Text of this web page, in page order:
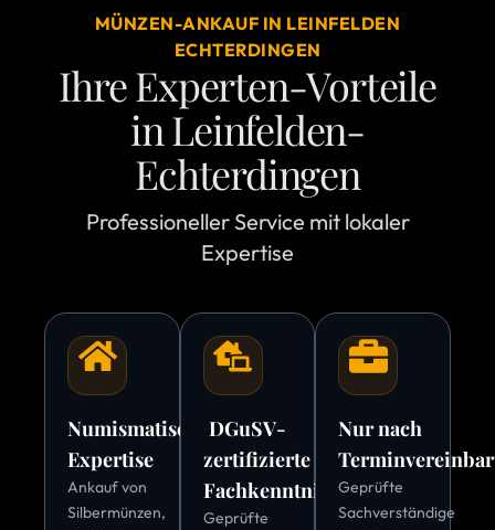
MÜNZEN-ANKAUF IN LEINFELDEN
ECHTERDINGEN
Ihre Experten-Vorteile
in Leinfelden-
Echterdingen
Professioneller Service mit lokaler
Expertise
Numismatische
Expertise
Ankauf von
Silbermünzen,
DGuSV-
zertifizierte
Fachkenntnis
Geprüfte
Nur nach
Geprüfte
Sachverständige